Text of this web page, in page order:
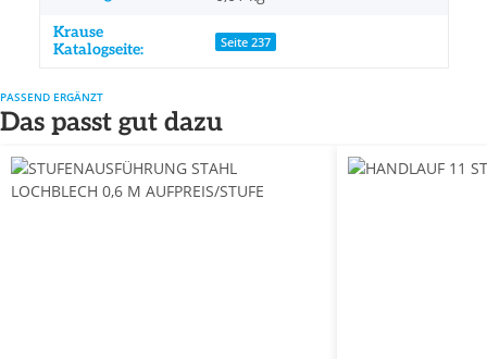
Krause
Katalogseite:
Seite 237
PASSEND ERGÄNZT
Das passt gut dazu